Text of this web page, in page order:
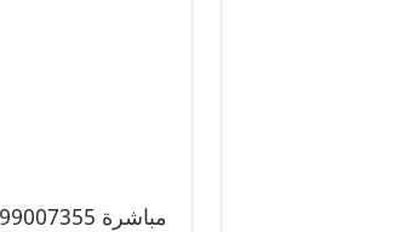
مباشرة 99007355 تواصل معنا …